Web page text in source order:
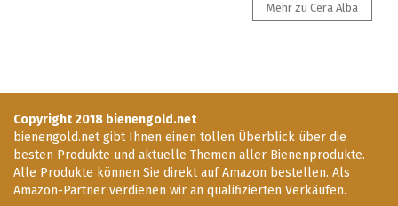
Mehr zu Cera Alba
Copyright 2018 bienengold.net
bienengold.net gibt Ihnen einen tollen Überblick über die
besten Produkte und aktuelle Themen aller Bienenprodukte.
Alle Produkte können Sie direkt auf Amazon bestellen. Als
Amazon-Partner verdienen wir an qualifizierten Verkäufen.